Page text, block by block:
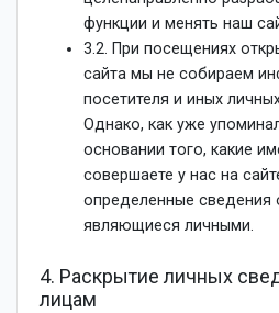
функции и менять наш
3.2. При посещениях
сайта мы не собираем
посетителя и иных
Однако, как уже
основании того, какие
совершаете у нас на
определенные сведения
являющиеся личными.
4. Раскрытие личных
лицам